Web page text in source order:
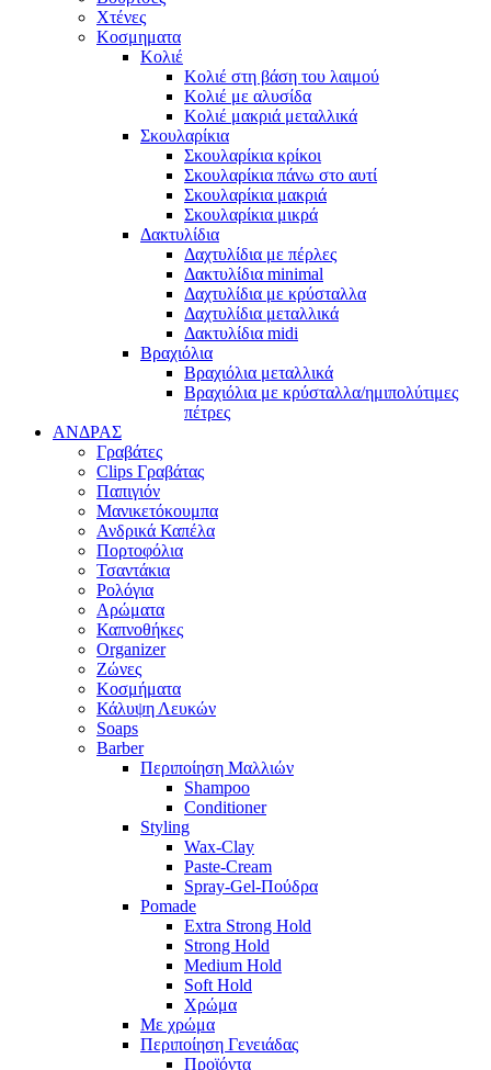
Χτένες
Κοσμηματα
Κολιέ
Κολιέ στη βάση του λαιμού
Κολιέ με αλυσίδα
Κολιέ μακριά μεταλλικά
Σκουλαρίκια
Σκουλαρίκια κρίκοι
Σκουλαρίκια πάνω στο αυτί
Σκουλαρίκια μακριά
Σκουλαρίκια μικρά
Δακτυλίδια
Δαχτυλίδια με πέρλες
Δακτυλίδια minimal
Δαχτυλίδια με κρύσταλλα
Δαχτυλίδια μεταλλικά
Δακτυλίδια midi
Βραχιόλια
Βραχιόλια μεταλλικά
Βραχιόλια με κρύσταλλα/ημιπολύτιμες
πέτρες
ΑΝΔΡΑΣ
Γραβάτες
Clips Γραβάτας
Παπιγιόν
Μανικετόκουμπα
Ανδρικά Καπέλα
Πορτοφόλια
Τσαντάκια
Ρολόγια
Αρώματα
Καπνοθήκες
Organizer
Ζώνες
Κοσμήματα
Κάλυψη Λευκών
Soaps
Barber
Περιποίηση Μαλλιών
Shampoo
Conditioner
Styling
Wax-Clay
Paste-Cream
Spray-Gel-Πούδρα
Pomade
Extra Strong Hold
Strong Hold
Medium Hold
Soft Hold
Χρώμα
Με χρώμα
Περιποίηση Γενειάδας
Προϊόντα